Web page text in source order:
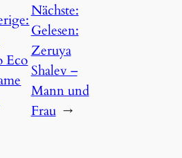
Eco
Nächste:
Gelesen:
Zeruya
Shalev –
Mann und
Frau →